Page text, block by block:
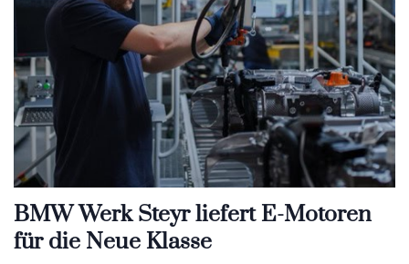
BMW Werk Steyr liefert E-Motoren
für die Neue Klasse